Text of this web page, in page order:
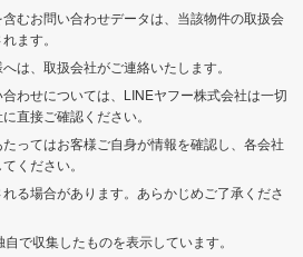
むお問い合わせデータは、当該物件の取扱会
ます。
は、取扱会社がご連絡いたします。
わせについては、LINEヤフー株式会社は一切
直接ご確認ください。
ってはお客様ご自身が情報を確認し、各会社
ください。
る場合があります。あらかじめご了承くださ
で収集したものを表示しています。